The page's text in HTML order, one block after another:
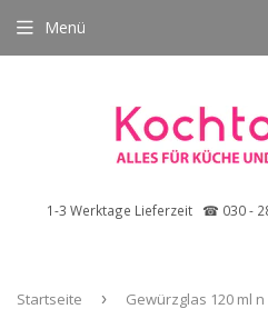
1-3 Werktage Lieferzeit ☎ 030 -
Menü
Startseite › Gewürzglas 120 ml n